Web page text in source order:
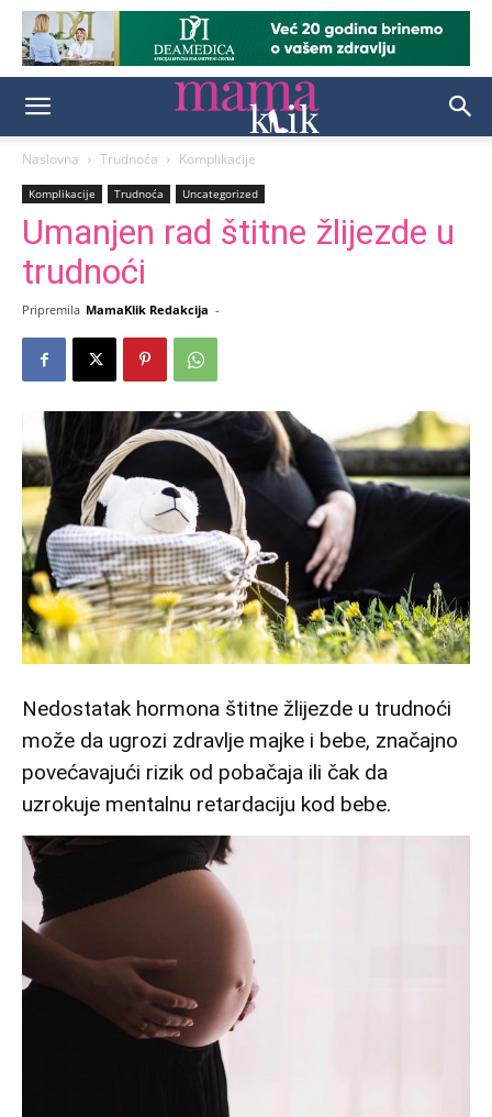
Naslovna Trudnoća Komplikacije
Komplikacije Trudnoća Uncategorized
Umanjen rad štitne žlijezde u
trudnoći
Pripremila MamaKlik Redakcija -
Nedostatak hormona štitne žlijezde u trudnoći
može da ugrozi zdravlje majke i bebe, značajno
povećavajući rizik od pobačaja ili čak da
uzrokuje mentalnu retardaciju kod bebe.